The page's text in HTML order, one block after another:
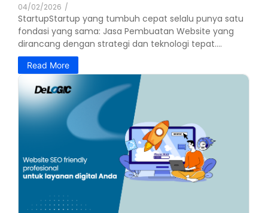
04/02/2026 /
StartupStartup yang tumbuh cepat selalu punya satu
fondasi yang sama: Jasa Pembuatan Website yang
dirancang dengan strategi dan teknologi tepat....
Read More